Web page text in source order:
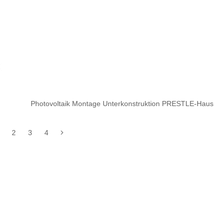
Photovoltaik Montage Unterkonstruktion PRESTLE-Haus
2 3 4